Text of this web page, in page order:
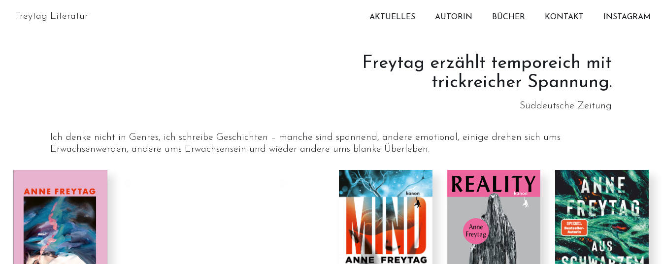
Freytag Literatur AKTUELLES AUTORIN BÜCHER KONTAKT INSTAGRAM
Freytag erzählt temporeich mit
trickreicher Spannung.
Süddeutsche Zeitung
Ich denke nicht in Genres, ich schreibe Geschichten – manche sind spannend, andere emotional, einige drehen sich ums
Erwachsenwerden, andere ums Erwachsensein und wieder andere ums blanke Überleben.